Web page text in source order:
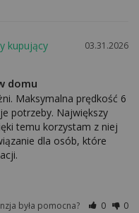
03.31.2026
domu
Maksymalna prędkość 6
potrzeby. Największy
temu korzystam z niej
dla osób, które
była pomocna? 0 0